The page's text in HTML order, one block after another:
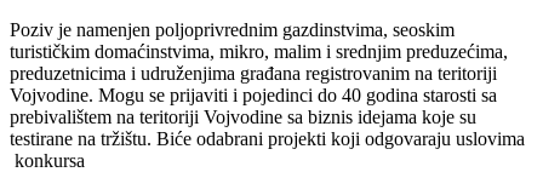
Poziv je namenjen poljoprivrednim gazdinstvima, seoskim
turističkim domaćinstvima, mikro, malim i srednjim preduzećima,
preduzetnicima i udruženjima građana registrovanim na teritoriji
Vojvodine. Mogu se prijaviti i pojedinci do 40 godina starosti sa
prebivalištem na teritoriji Vojvodine sa biznis idejama koje su
testirane na tržištu. Biće odabrani projekti koji odgovaraju uslovima
konkursa